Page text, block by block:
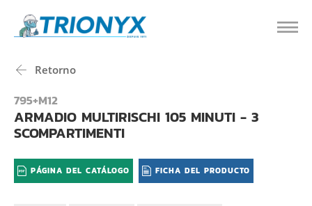
Retorno
795+M12
ARMADIO MULTIRISCHI 105 MINUTI - 3
SCOMPARTIMENTI
PÁGINA DEL CATÁLOGO FICHA DEL PRODUCTO